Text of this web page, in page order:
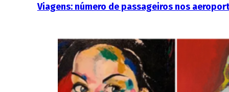
Viagens: número de passageiros nos